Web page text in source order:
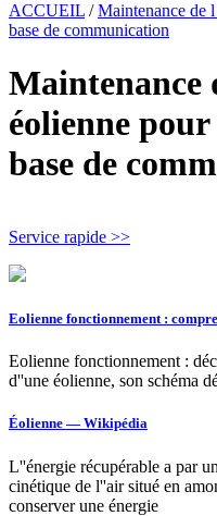
ACCUEIL /Maintenance de
base de communication
Maintenance
éolienne
base de
Service rapide >>
Eolienne fonctionnement :
Eolienne fonctionnement :
d''une éolienne, son schéma
Éolienne — Wikipédia
L''énergie récupérable a par
cinétique de l''air situé en
conserver une énergie